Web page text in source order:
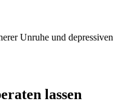
Unruhe und depressiven
lassen